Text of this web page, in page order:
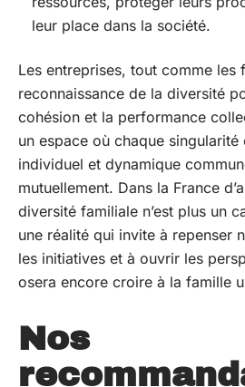
leur place dans la société.
Les entreprises, tout comme les
reconnaissance de la diversité
cohésion et la performance
un espace où chaque
individuel et dynamique
mutuellement. Dans la France
diversité familiale n’est plus un
une réalité qui invite à repenser
les initiatives et à ouvrir les
osera encore croire à la famille
Nos